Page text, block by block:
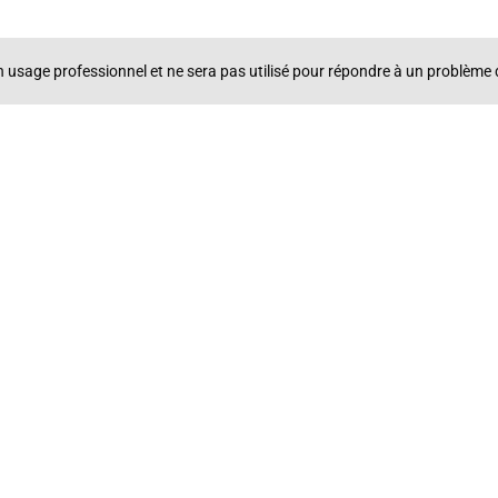
usage professionnel et ne sera pas utilisé pour répondre à un